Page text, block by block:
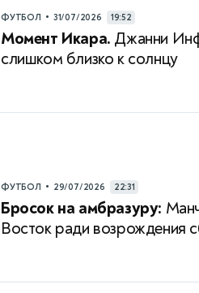
ФУТБОЛ • 31/07/2026 19:52
Момент Икара. Джанни
слишком близко к солнцу
ФУТБОЛ • 29/07/2026 22:31
Бросок на амбразуру:
Восток ради возрождения